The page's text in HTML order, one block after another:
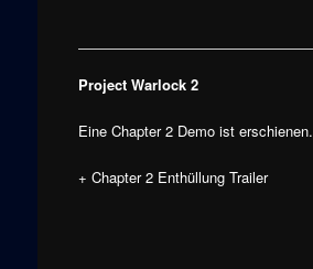
Project Warlock 2
Eine Chapter 2 Demo ist erschienen.
+ Chapter 2 Enthüllung Trailer